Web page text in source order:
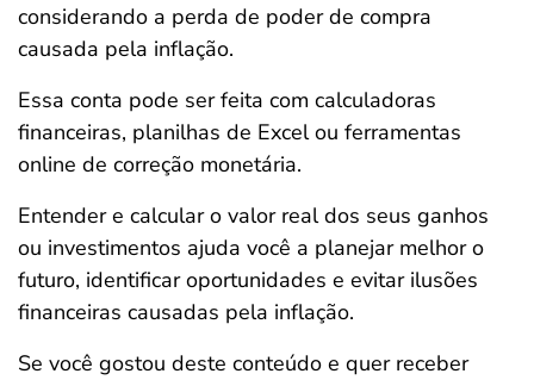
considerando a perda de poder de compra
causada pela inflação.
Essa conta pode ser feita com calculadoras
financeiras, planilhas de Excel ou ferramentas
online de correção monetária.
Entender e calcular o valor real dos seus ganhos
ou investimentos ajuda você a planejar melhor o
futuro, identificar oportunidades e evitar ilusões
financeiras causadas pela inflação.
Se você gostou deste conteúdo e quer receber